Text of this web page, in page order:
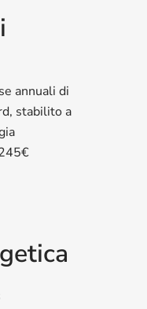
annuali di
stabilito a